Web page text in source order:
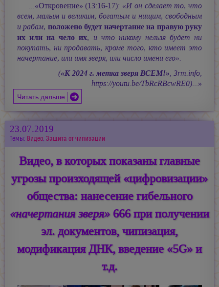
...«Откровение» (13:16-17): «И он сделает то, что
всем, малым и великим, богатым и нищим, свободным
и рабам, положено будет начертание на правую руку
их или на чело их, и что никому нельзя будет ни
покупать, ни продавать, кроме того, кто имеет это
начертание, или имя зверя, или число имени его».
(«К 2024 г. метка зверя ВСЕМ!», 3rm.info,
https://youtu.be/TbRcRBcwRE0)...»
Читать дальше
23.07.2019
Темы: Видео, Защита от чипизации
Видео, в которых показаны главные
угрозы произходящей «цифровизации»
общества: нанесение гибельного
«начертания зверя» 666 при получении
эл. документов, чипизация,
модификация ДНК, введение «5G» и
т.д.